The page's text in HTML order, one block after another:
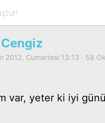
2012, Cumartesi 13:13 · 58
var, yeter ki iyi